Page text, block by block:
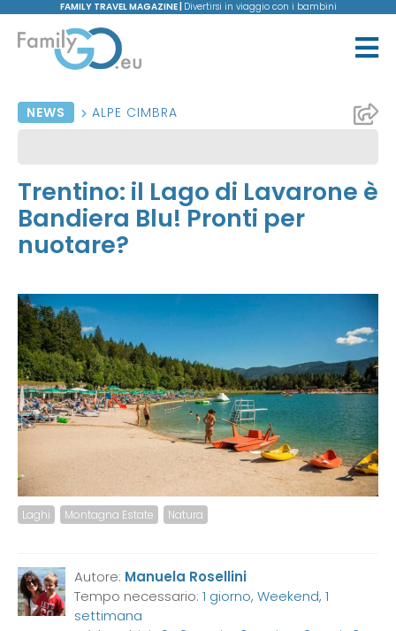
FAMILY TRAVEL MAGAZINE | Divertirsi in viaggio con i bambini
NEWS ALPE CIMBRA
Trentino: il Lago di Lavarone è
Bandiera Blu! Pronti per
nuotare?
Laghi Montagna Estate Natura
Autore: Manuela Rosellini
Tempo necessario:1 giorno, Weekend, 1
settimana